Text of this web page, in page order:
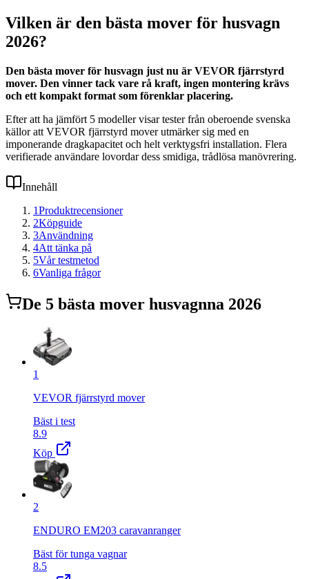
Vilken är den bästa mover för husvagn
2026?
Den bästa mover för husvagn just nu är VEVOR fjärrstyrd
mover. Den vinner tack vare rå kraft, ingen montering krävs
och ett kompakt format som förenklar placering.
Efter att ha jämfört 5 modeller visar tester från oberoende svenska
källor att VEVOR fjärrstyrd mover utmärker sig med en
imponerande dragkapacitet och helt verktygsfri installation. Flera
verifierade användare lovordar dess smidiga, trådlösa manövrering.
Innehåll
1Produktrecensioner
2Köpguide
3Användning
4Att tänka på
5Vår testmetod
6Vanliga frågor
De 5 bästa mover husvagnna 2026
1
VEVOR fjärrstyrd mover
Bäst i test
8.9
Köp
2
ENDURO EM203 caravanranger
Bäst för tunga vagnar
8.5